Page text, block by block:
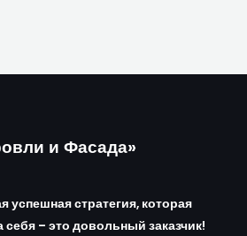
и Фасада»
успешная стратегия, которая
– это довольный заказчик!